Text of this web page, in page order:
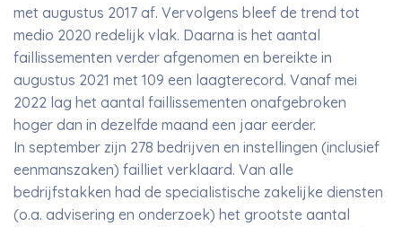
met augustus 2017 af. Vervolgens bleef de trend tot
medio 2020 redelijk vlak. Daarna is het aantal
faillissementen verder afgenomen en bereikte in
augustus 2021 met 109 een laagterecord. Vanaf mei
2022 lag het aantal faillissementen onafgebroken
hoger dan in dezelfde maand een jaar eerder.
In september zijn 278 bedrijven en instellingen (inclusief
eenmanszaken) failliet verklaard. Van alle
bedrijfstakken had de specialistische zakelijke diensten
(o.a. advisering en onderzoek) het grootste aantal